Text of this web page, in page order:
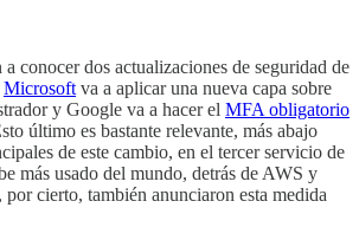
a conocer dos actualizaciones de seguridad de
Microsoft va a aplicar una nueva capa sobre
y Google va a hacer el MFA obligatorio
último es bastante relevante, más abajo
de este cambio, en el tercer servicio de
más usado del mundo, detrás de AWS y
cierto, también anunciaron esta medida